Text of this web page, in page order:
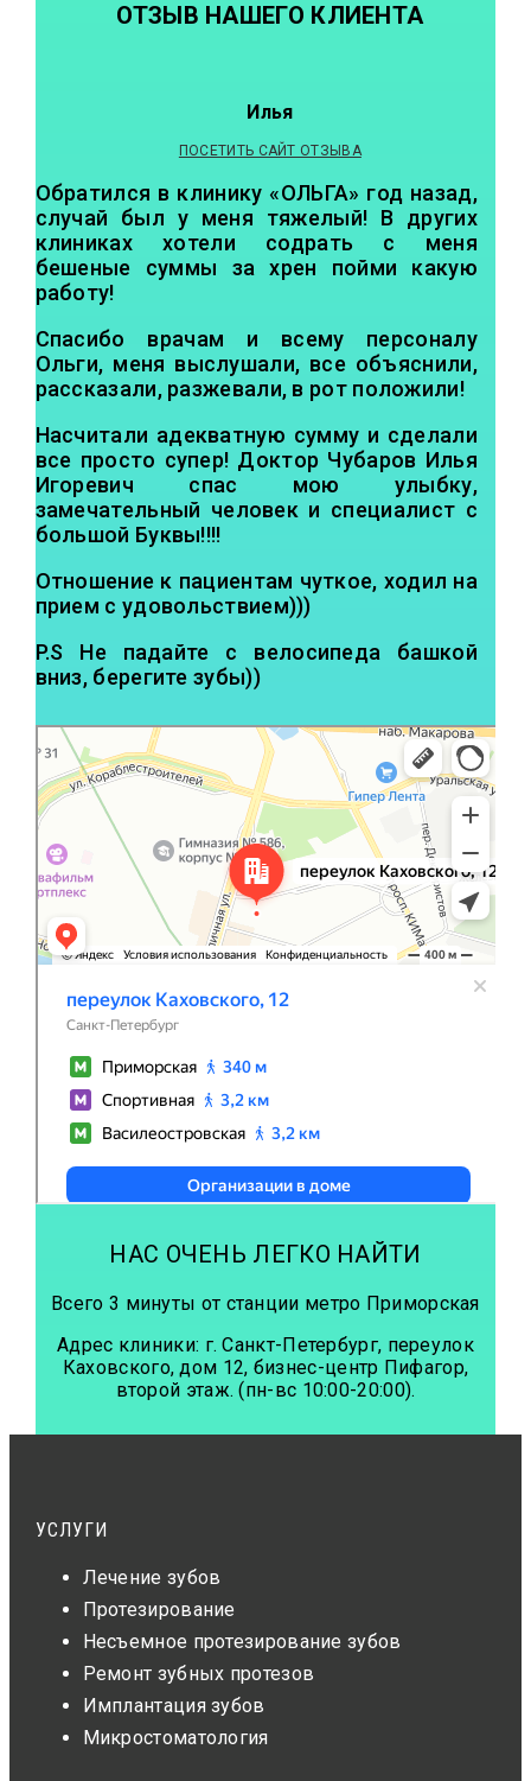
ОТЗЫВ НАШЕГО КЛИЕНТА
Илья
ПОСЕТИТЬ САЙТ ОТЗЫВА
Обратился в клинику «ОЛЬГА» год назад,
случай был у меня тяжелый! В других
клиниках хотели содрать с меня
бешеные суммы за хрен пойми какую
работу!
Спасибо врачам и всему персоналу
Ольги, меня выслушали, все объяснили,
рассказали, разжевали, в рот положили!
Насчитали адекватную сумму и сделали
все просто супер! Доктор Чубаров Илья
Игоревич спас мою улыбку,
замечательный человек и специалист с
большой Буквы!!!!
Отношение к пациентам чуткое, ходил на
прием с удовольствием)))
P.S Не падайте с велосипеда башкой
вниз, берегите зубы))
Санкт‑Петербург
Переулок Каховского, 12 на карте Санкт‑Петербурга,
ближайшее метро Приморская — Яндекс Карты
НАС ОЧЕНЬ ЛЕГКО НАЙТИ
Всего 3 минуты от станции метро Приморская
Адрес клиники: г. Санкт-Петербург, переулок
Каховского, дом 12, бизнес-центр Пифагор,
второй этаж. (пн-вс 10:00-20:00).
УСЛУГИ
Лечение зубов
Протезирование
Несъемное протезирование зубов
Ремонт зубных протезов
Имплантация зубов
Микростоматология